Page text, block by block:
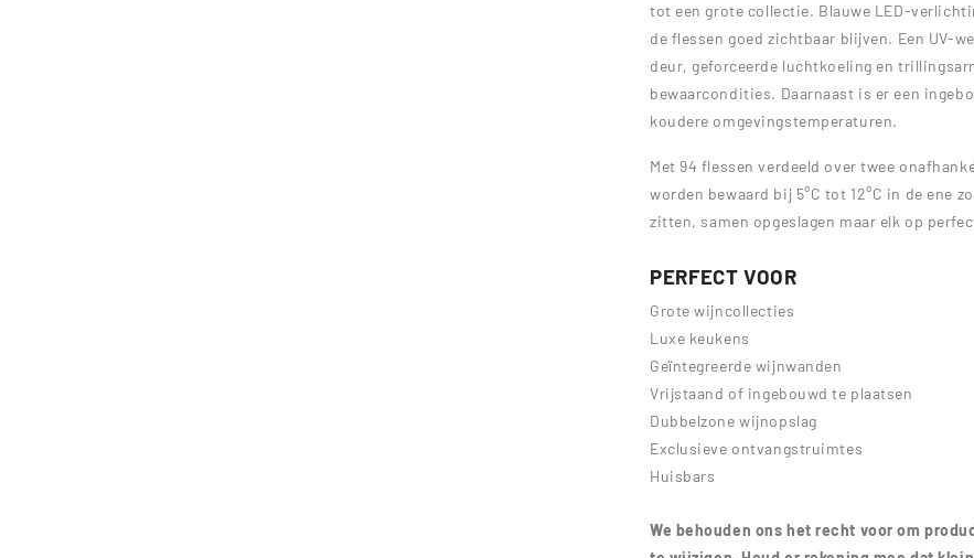
tot een grote collectie. Blauwe LED-
de flessen goed zichtbaar blijven. Een UV-
deur, geforceerde luchtkoeling en
bewaarcondities. Daarnaast is er een
koudere omgevingstemperaturen.
Met 94 flessen verdeeld over twee
worden bewaard bij 5°C tot 12°C in de ene
zitten, samen opgeslagen maar elk op
PERFECT VOOR
Grote wijncollecties
Luxe keukens
Geïntegreerde wijnwanden
Vrijstaand of ingebouwd te plaatsen
Dubbelzone wijnopslag
Exclusieve ontvangstruimtes
Huisbars
We behouden ons het recht voor om